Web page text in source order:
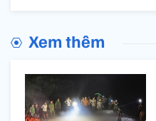
Xem thêm